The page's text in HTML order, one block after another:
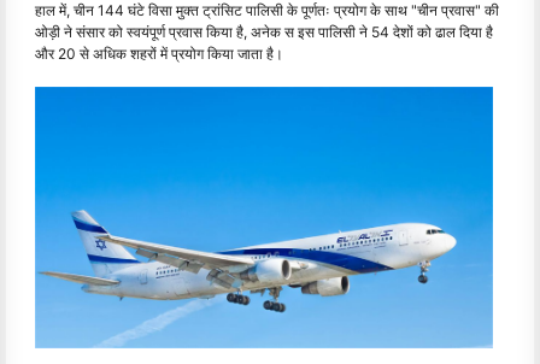
हाल में, चीन 144 घंटे विसा मुक्त ट्रांसिट पालिसी के पूर्णतः प्रयोग के साथ "चीन प्रवास" की
ओड़ी ने संसार को स्वयंपूर्ण प्रवास किया है, अनेक स इस पालिसी ने 54 देशों को ढाल दिया है
और 20 से अधिक शहरों में प्रयोग किया जाता है।